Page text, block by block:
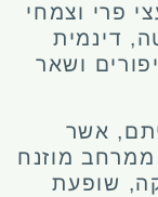
פרי וצמחי
דינמית
ושאר
אשר
ממרחב מוזנח
שופעת